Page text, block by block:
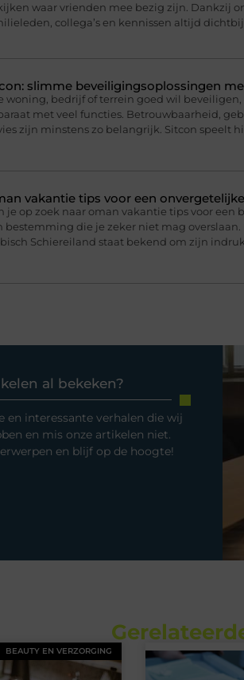
waar vrienden mee bezig zijn. Dankzij
collega’s en kennissen altijd
slimme beveiligingsoplossingen
woning, bedrijf of terrein goed wil
met veel functies. Betrouwbaarheid,
zijn minstens zo belangrijk. Sitcon speelt
vakantie tips voor een
je op zoek naar oman vakantie tips voor een
bestemming die je zeker niet mag
Schiereiland staat bekend om zijn
al bekeken?
en interessante verhalen die wij
en mis onze artikelen niet.
en blijf op de hoogte!
BEAUTY EN VERZORGING